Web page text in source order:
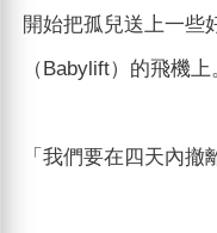
開始把孤兒送上一些
（Babylift）的飛機上
「我們要在四天內撤